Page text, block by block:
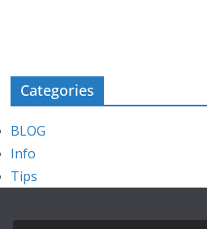
Categories
BLOG
Info
Tips